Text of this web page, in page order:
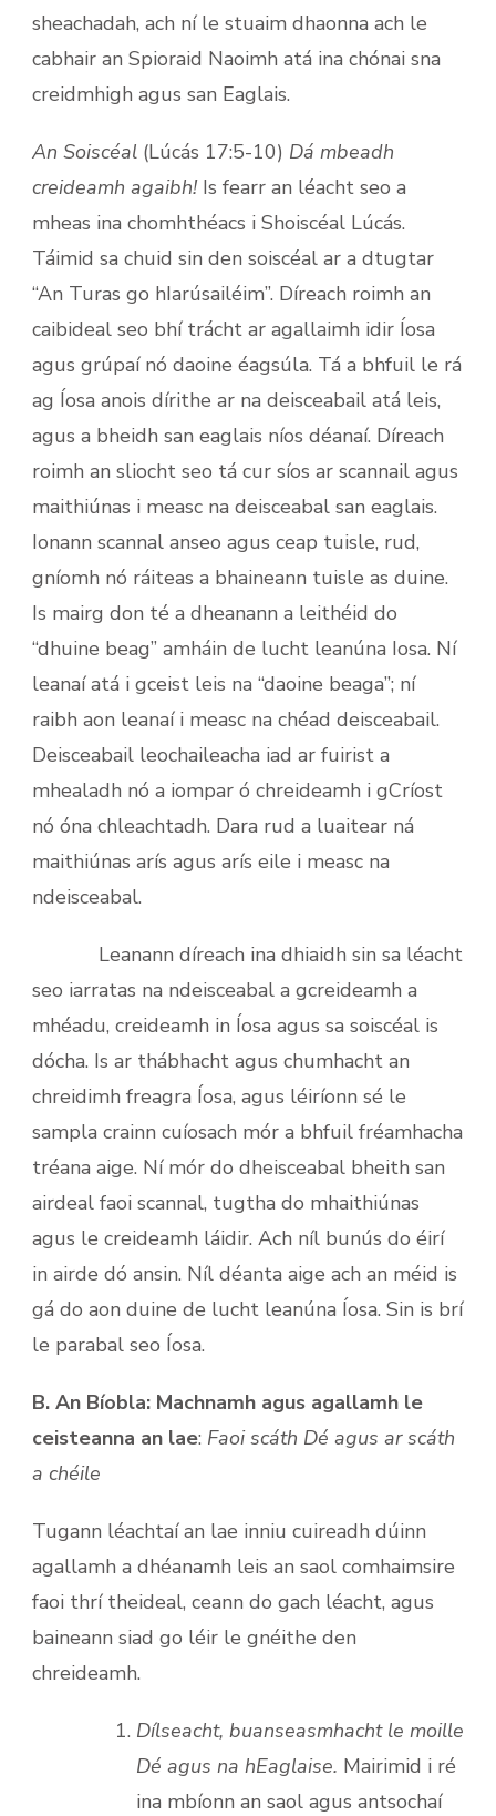
sheachadah, ach ní le stuaim dhaonna ach le
cabhair an Spioraid Naoimh atá ina chónai sna
creidmhigh agus san Eaglais.
An Soiscéal (Lúcás 17:5-10) Dá mbeadh
creideamh agaibh! Is fearr an léacht seo a
mheas ina chomhthéacs i Shoiscéal Lúcás.
Táimid sa chuid sin den soiscéal ar a dtugtar
“An Turas go hIarúsailéim”. Díreach roimh an
caibideal seo bhí trácht ar agallaimh idir Íosa
agus grúpaí nó daoine éagsúla. Tá a bhfuil le rá
ag Íosa anois dírithe ar na deisceabail atá leis,
agus a bheidh san eaglais níos déanaí. Díreach
roimh an sliocht seo tá cur síos ar scannail agus
maithiúnas i measc na deisceabal san eaglais.
Ionann scannal anseo agus ceap tuisle, rud,
gníomh nó ráiteas a bhaineann tuisle as duine.
Is mairg don té a dheanann a leithéid do
“dhuine beag” amháin de lucht leanúna Iosa. Ní
leanaí atá i gceist leis na “daoine beaga”; ní
raibh aon leanaí i measc na chéad deisceabail.
Deisceabail leochaileacha iad ar fuirist a
mhealadh nó a iompar ó chreideamh i gCríost
nó óna chleachtadh. Dara rud a luaitear ná
maithiúnas arís agus arís eile i measc na
ndeisceabal.
Leanann díreach ina dhiaidh sin sa léacht
seo iarratas na ndeisceabal a gcreideamh a
mhéadu, creideamh in Íosa agus sa soiscéal is
dócha. Is ar thábhacht agus chumhacht an
chreidimh freagra Íosa, agus léiríonn sé le
sampla crainn cuíosach mór a bhfuil fréamhacha
tréana aige. Ní mór do dheisceabal bheith san
airdeal faoi scannal, tugtha do mhaithiúnas
agus le creideamh láidir. Ach níl bunús do éirí
in airde dó ansin. Níl déanta aige ach an méid is
gá do aon duine de lucht leanúna Íosa. Sin is brí
le parabal seo Íosa.
B. An Bíobla: Machnamh agus agallamh le
ceisteanna an lae: Faoi scáth Dé agus ar scáth
a chéile
Tugann léachtaí an lae inniu cuireadh dúinn
agallamh a dhéanamh leis an saol comhaimsire
faoi thrí theideal, ceann do gach léacht, agus
baineann siad go léir le gnéithe den
chreideamh.
Dílseacht, buanseasmhacht le moille
Dé agus na hEaglaise. Mairimid i ré
ina mbíonn an saol agus antsochaí